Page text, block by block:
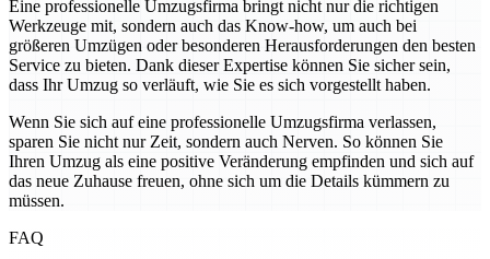
Eine professionelle Umzugsfirma bringt nicht nur die richtigen
Werkzeuge mit, sondern auch das Know-how, um auch bei
größeren Umzügen oder besonderen Herausforderungen den besten
Service zu bieten. Dank dieser Expertise können Sie sicher sein,
dass Ihr Umzug so verläuft, wie Sie es sich vorgestellt haben.
Wenn Sie sich auf eine professionelle Umzugsfirma verlassen,
sparen Sie nicht nur Zeit, sondern auch Nerven. So können Sie
Ihren Umzug als eine positive Veränderung empfinden und sich auf
das neue Zuhause freuen, ohne sich um die Details kümmern zu
müssen.
FAQ